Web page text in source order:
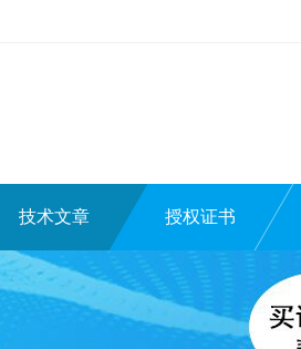
技术文章 授权证书